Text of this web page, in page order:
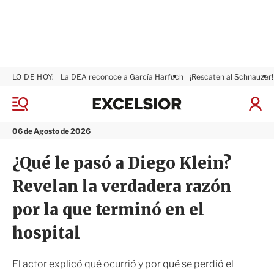
M
n
06 de Agosto de 2026
LO DE HOY: La DEA reconoce a García Harfuch ¡Rescaten al Schnauzer!
I
x
s
i
r
¿Qué le pasó a Diego Klein?
Revelan la verdadera razón
por la que terminó en el
hospital
El actor explicó qué ocurrió y por qué se perdió el